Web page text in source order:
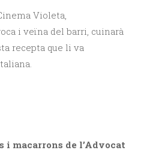
Violeta,
i veïna del barri, cuinarà
recepta que li va
i macarrons de l’Advocat